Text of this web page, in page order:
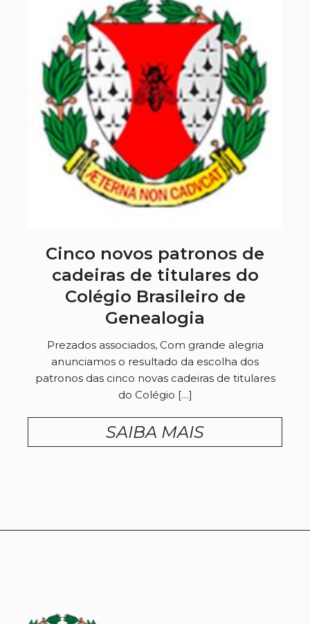
Cinco novos patronos de
cadeiras de titulares do
Colégio Brasileiro de
Genealogia
Prezados associados, Com grande alegria
anunciamos o resultado da escolha dos
patronos das cinco novas cadeiras de titulares
do Colégio […]
SAIBA MAIS